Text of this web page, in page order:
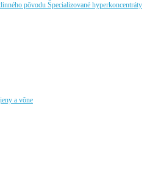
pôvodu Špecializované hyperkoncentráty
a vône